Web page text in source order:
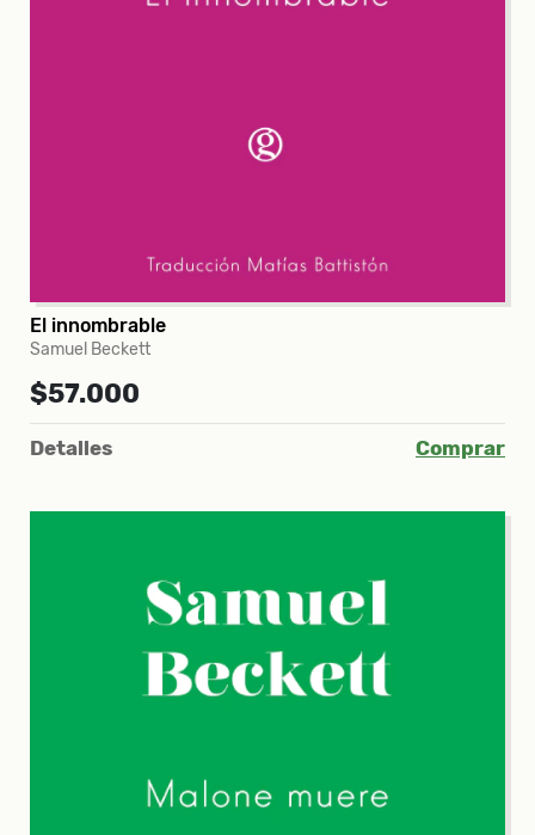
El innombrable
Samuel Beckett
$57.000
Detalles Comprar